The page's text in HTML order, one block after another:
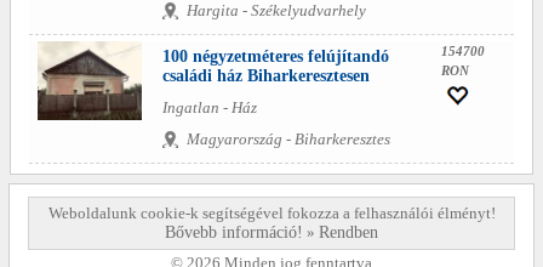
Hargita - Székelyudvarhely
100 négyzetméteres felújítandó
családi ház Biharkeresztesen
Ingatlan - Ház
Magyarország - Biharkeresztes
154700
RON
Weboldalunk cookie-k segítségével fokozza a felhasználói élményt!
Bővebb információ! » Rendben
© 2026 Minden jog fenntartva